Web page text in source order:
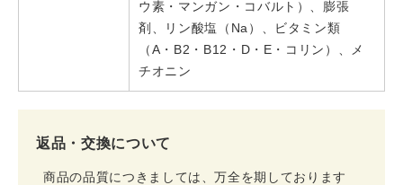
ウ素・マンガン・コバルト）、膨張
剤、リン酸塩（Na）、ビタミン類
（A・B2・B12・D・E・コリン）、メ
チオニン
返品・交換について
商品の品質につきましては、万全を期しております